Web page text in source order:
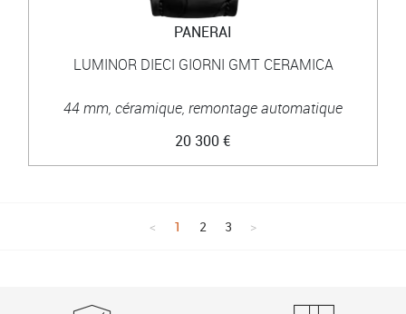
PANERAI
LUMINOR DIECI GIORNI GMT CERAMICA
44 mm, céramique, remontage automatique
20 300 €
1 2 3